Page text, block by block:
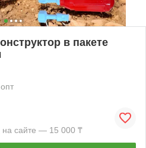
в пакете
на сайте — 15 000 ₸